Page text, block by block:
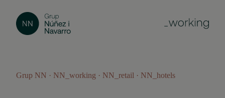
Grup NN · NN_working · NN_retail · NN_hotels